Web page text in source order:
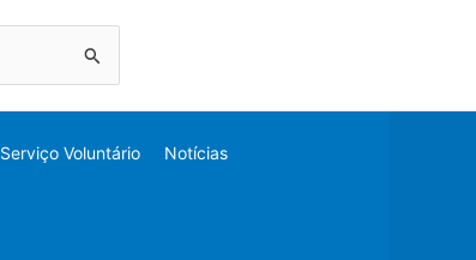
Serviço Voluntário Notícias